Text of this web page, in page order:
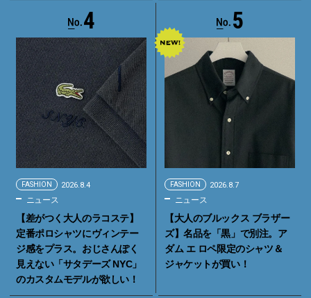
4
FASHION 2026.8.4
ニュース
【差がつく大人のラコステ】
定番ポロシャツにヴィンテー
ジ感をプラス。おじさんぽく
見えない「サタデーズ NYC」
のカスタムモデルが欲しい！
5
FASHION 2026.8.7
ニュース
【大人のブルックス ブラザー
ズ】名品を「黒」で別注。ア
ダム エ ロペ限定のシャツ＆
ジャケットが買い！